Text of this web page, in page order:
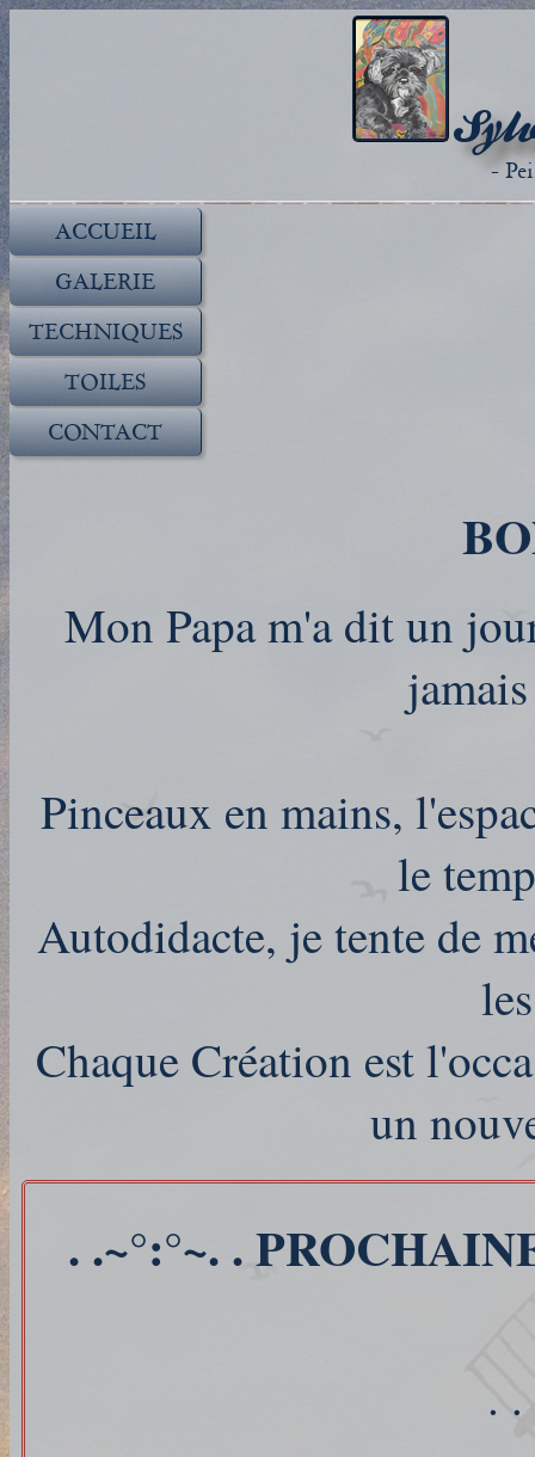
-
ACCUEIL
GALERIE
TECHNIQUES
TOILES
CONTACT
Mon Papa m'a dit un
Pinceaux en mains,
le
Autodidacte, je tente de
Chaque Création est
un
. .~°:°~. .
.